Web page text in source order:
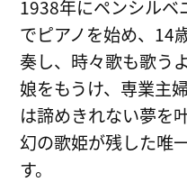
1938年にペンシルベ
でピアノを始め、14
奏し、時々歌も歌う
娘をもうけ、専業主
は諦めきれない夢を
幻の歌姫が残した唯
す。